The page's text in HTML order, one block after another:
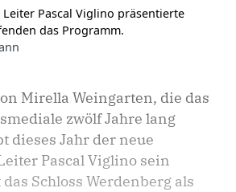
Pascal Viglino präsentierte
das Programm.
Mirella Weingarten, die das
zwölf Jahre lang
dieses Jahr der neue
Pascal Viglino sein
Schloss Werdenberg als